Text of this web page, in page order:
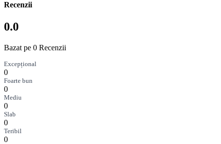
Recenzii
0.0
Bazat pe 0 Recenzii
Excepțional
0
Foarte bun
0
Mediu
0
Slab
0
Teribil
0